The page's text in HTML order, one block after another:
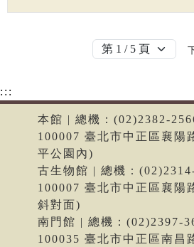
:::
本館 | 總機：(02)2382-
100007 臺北市中正區襄陽
平公園內)
古生物館 | 總機：
100007 臺北市中正區襄陽
斜對面)
南門館 | 總機：(02)2397-
100035 臺北市中正區南昌